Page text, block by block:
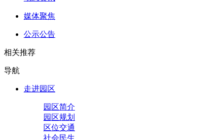
媒体聚焦
公示公告
相关推荐
导航
走进园区
园区简介
园区规划
区位交通
社会民生